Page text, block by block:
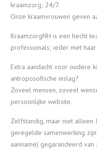
kraamzorg; 24/7.
Onze kraamvrouwen geven
KraamzorgNH is een hecht
professionals; ieder met
Extra aandacht voor oudere
antroposofische inslag?
Zoveel mensen, zoveel
persoonlijke website.
Zelfstandig, maar niet
geregelde samenwerking
aanname) gegarandeerd van